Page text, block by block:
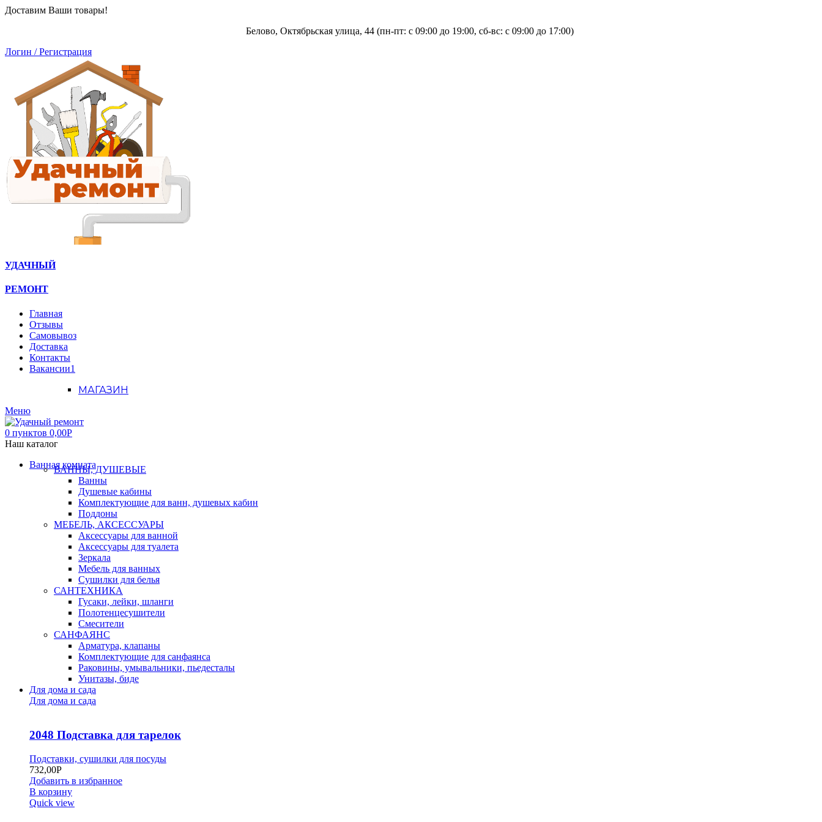
Доставим Ваши товары!
Белово, Октябрьская улица, 44 (пн-пт: с 09:00 до 19:00, сб-вс: с 09:00 до 17:00)
Логин / Регистрация
УДАЧНЫЙ
РЕМОНТ
Главная
Отзывы
Самовывоз
Доставка
Контакты
Вакансии1
МАГАЗИН
Меню
0 пунктов 0,00Р
Наш каталог
Ванная комната
ВАННЫ, ДУШЕВЫЕ
Ванны
Душевые кабины
Комплектующие для ванн, душевых кабин
Поддоны
МЕБЕЛЬ, АКСЕССУАРЫ
Аксессуары для ванной
Аксессуары для туалета
Зеркала
Мебель для ванных
Сушилки для белья
САНТЕХНИКА
Гусаки, лейки, шланги
Полотенцесушители
Смесители
САНФАЯНС
Арматура, клапаны
Комплектующие для санфаянса
Раковины, умывальники, пьедесталы
Унитазы, биде
Для дома и сада
Для дома и сада
2048 Подставка для тарелок
Подставки, сушилки для посуды
732,00Р
Добавить в избранное
В корзину
Quick view